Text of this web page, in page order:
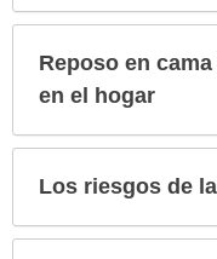
Reposo en
en el hogar
Los riesgos de